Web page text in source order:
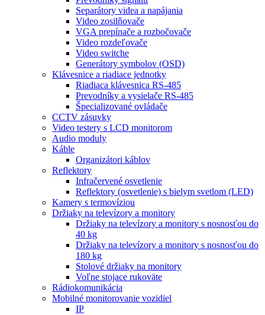
Separátory videa a napájania
Video zosilňovače
VGA prepínače a rozbočovače
Video rozdeľovače
Video switche
Generátory symbolov (OSD)
Klávesnice a riadiace jednotky
Riadiaca klávesnica RS-485
Prevodníky a vysielače RS-485
Špecializované ovládače
CCTV zásuvky
Video testery s LCD monitorom
Audio moduly
Káble
Organizátori káblov
Reflektory
Infračervené osvetlenie
Reflektory (osvetlenie) s bielym svetlom (LED)
Kamery s termovíziou
Držiaky na televízory a monitory
Držiaky na televízory a monitory s nosnosťou do
40 kg
Držiaky na televízory a monitory s nosnosťou do
180 kg
Stolové držiaky na monitory
Voľne stojace rukoväte
Rádiokomunikácia
Mobilné monitorovanie vozidiel
IP